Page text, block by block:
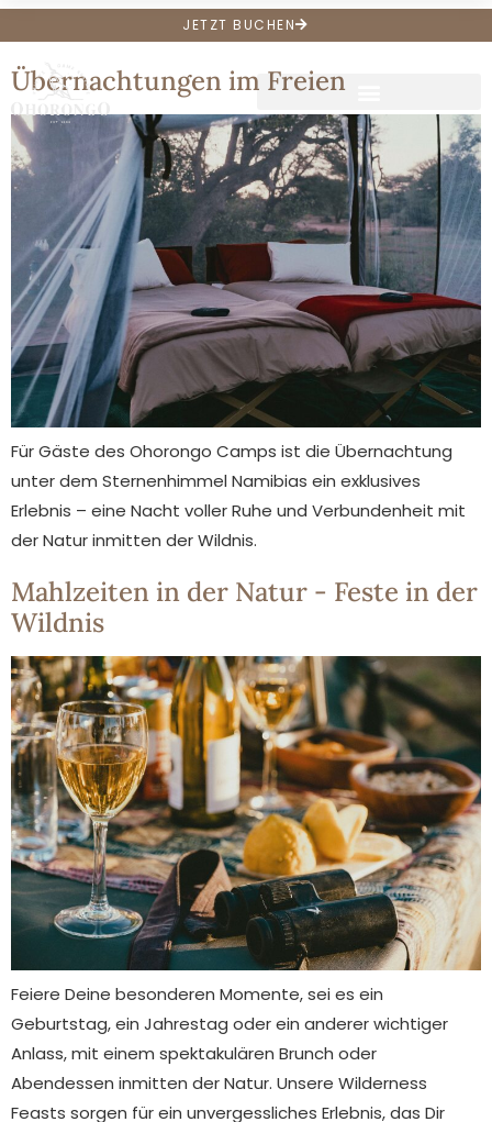
JETZT BUCHEN
Erlebnisse
Übernachtungen im Freien
Für Gäste des Ohorongo Camps ist die Übernachtung
unter dem Sternenhimmel Namibias ein exklusives
Erlebnis – eine Nacht voller Ruhe und Verbundenheit mit
der Natur inmitten der Wildnis.
Mahlzeiten in der Natur - Feste in der
Wildnis
Feiere Deine besonderen Momente, sei es ein
Geburtstag, ein Jahrestag oder ein anderer wichtiger
Anlass, mit einem spektakulären Brunch oder
Abendessen inmitten der Natur. Unsere Wilderness
Feasts sorgen für ein unvergessliches Erlebnis, das Dir